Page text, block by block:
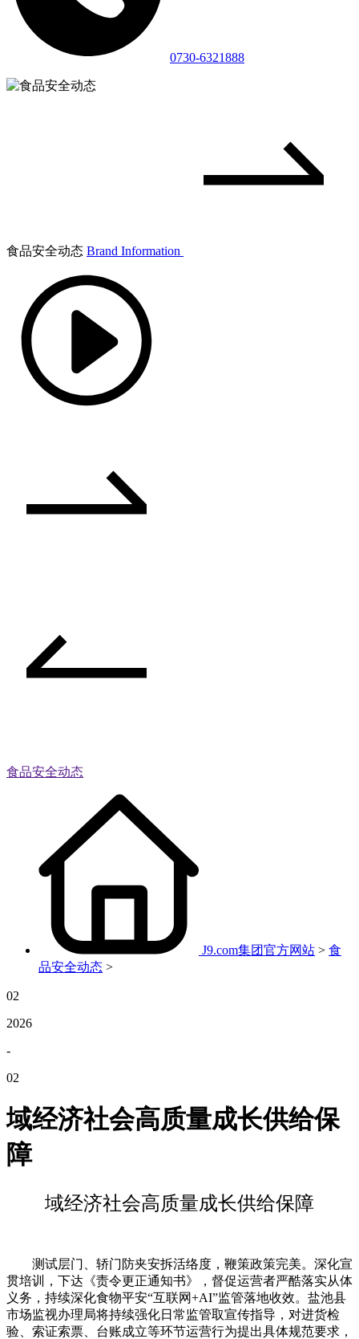
0730-6321888
食品安全动态 Brand Information
食品安全动态
J9.com集团官方网站 > 食
品安全动态 >
02
2026
-
02
域经济社会高质量成长供给保
障
域经济社会高质量成长供给保障
测试层门、轿门防夹安拆活络度，鞭策政策完美。深化宣
贯培训，下达《责令更正通知书》，督促运营者严酷落实从体
义务，持续深化食物平安“互联网+AI”监管落地收效。盐池县
市场监视办理局将持续强化日常监管取宣传指导，对进货检
验、索证索票、台账成立等环节运营行为提出具体规范要求，